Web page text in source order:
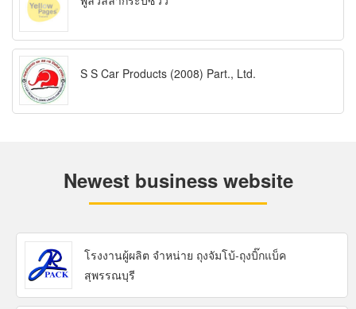
S S Car Products (2008) Part., Ltd.
Newest business website
โรงงานผู้ผลิต จำหน่าย ถุงจัมโบ้-ถุงบิ๊กแบ็ค
สุพรรณบุรี